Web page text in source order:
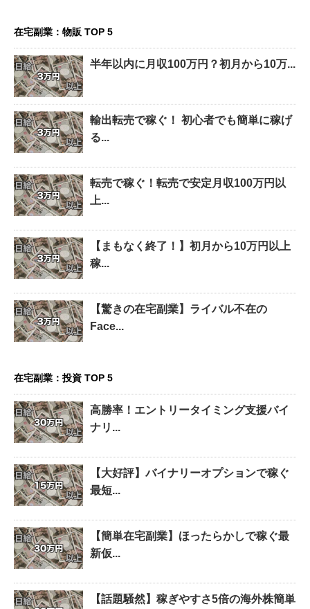
在宅副業：物販 TOP 5
半年以内に月収100万円？初月から10万...
輸出転売で稼ぐ！ 初心者でも簡単に稼げ
る...
転売で稼ぐ！転売で安定月収100万円以
上...
【まもなく終了！】初月から10万円以上
稼...
【驚きの在宅副業】ライバル不在の
Face...
在宅副業：投資 TOP 5
高勝率！エントリータイミング支援バイ
ナリ...
【大好評】バイナリーオプションで稼ぐ
最短...
【簡単在宅副業】ほったらかしで稼ぐ最
新仮...
【話題騒然】稼ぎやすさ5倍の海外株簡単